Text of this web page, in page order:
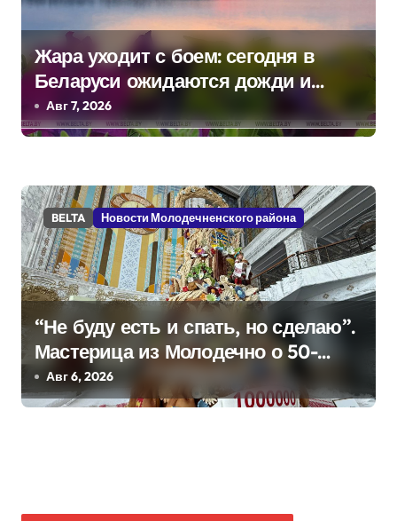
я
мЖара уходит с боем: сегодня в
Беларуси ожидаются дожди и
грозы
Авг 7, 2026
BELTA Новости Молодечненского района
“Не буду есть и спать, но сделаю”.
Мастерица из Молодечно о 50-
килограммовом каравае для
Дворца Независимости
Авг 6, 2026